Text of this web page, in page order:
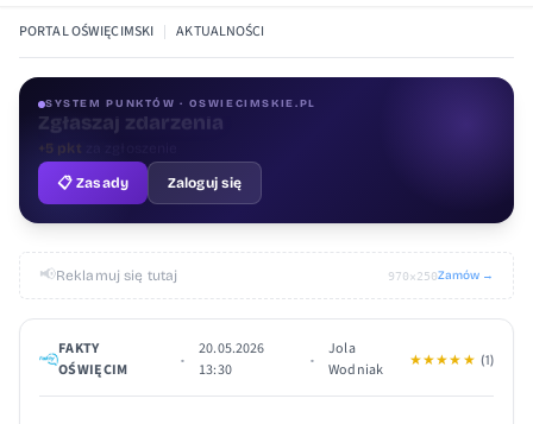
PORTAL OŚWIĘCIMSKI | AKTUALNOŚCI
SYSTEM PUNKTÓW · OSWIECIMSKIE.PL
Oceniaj treści
+1 pkt za ocenę
📋 Zasady
Zaloguj się
📢Reklamuj się tutaj 970×250Zamów →
FAKTY
OŚWIĘCIM
•
20.05.2026
13:30
•
Jola
Wodniak
★★★★ ★ (1)